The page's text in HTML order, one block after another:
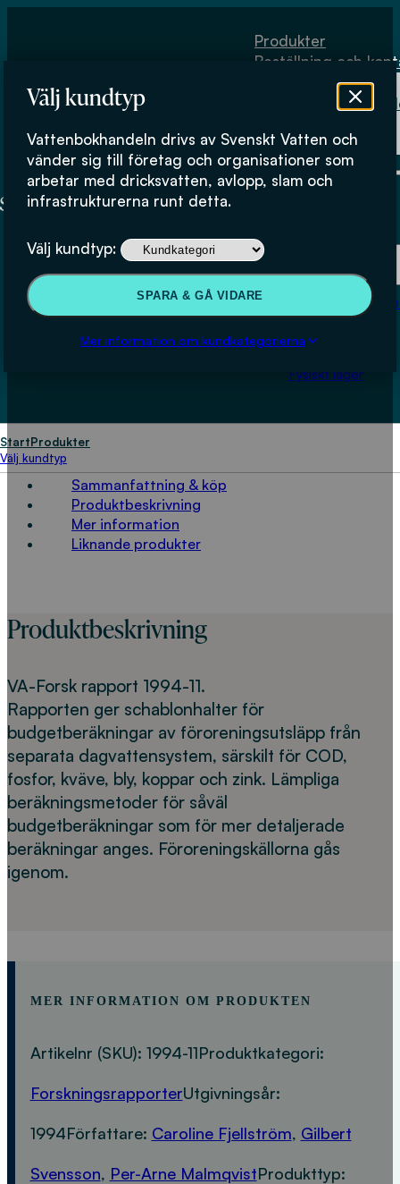
Välj kundtyp
Vattenbokhandeln drivs av Svenskt Vatten och
vänder sig till företag och organisationer som
arbetar med dricksvatten, avlopp, slam och
infrastrukturerna runt detta.
Välj kundtyp:
SPARA & GÅ VIDARE
Mer information om kundkategorierna
Produkter
Beställning och
Fysiskt lager
Beställning och kontakt
Om
Köpvillkor
Fysiskt lager
StartProdukter
Välj kundtyp
Dagvattnets sammansättning
HITTA PÅ SIDAN
Sammanfattning & köp
Produktbeskrivning
Mer information
Liknande produkter
Produktbeskrivning
VA-Forsk rapport 1994-11.
Rapporten ger schablonhalter för
budgetberäkningar av föroreningsutsläpp från
separata dagvattensystem, särskilt för COD,
fosfor, kväve, bly, koppar och zink. Lämpliga
beräkningsmetoder för såväl
budgetberäkningar som för mer detaljerade
beräkningar anges. Föroreningskällorna gås
igenom.
MER INFORMATION OM PRODUKTEN
Artikelnr (SKU): 1994-11Produktkategori:
ForskningsrapporterUtgivningsår:
1994Författare: Caroline Fjellström, Gilbert
Svensson, Per-Arne MalmqvistProdukttyp: